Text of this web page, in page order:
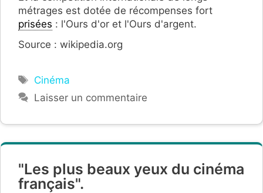
métrages est dotée de récompenses fort
prisées : l'Ours d'or et l'Ours d'argent.
Source : wikipedia.org
Étiquettes
Cinéma
Laisser un commentaire
"Les plus beaux yeux du cinéma
français".